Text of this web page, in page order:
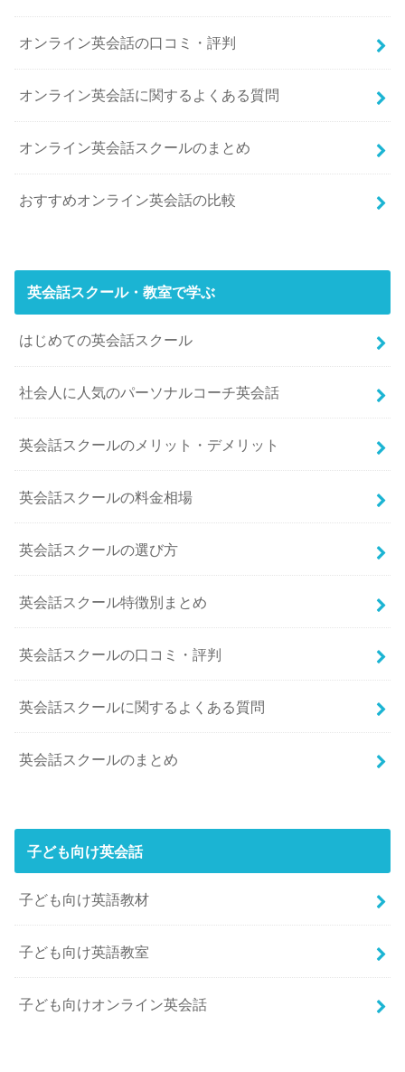
オンライン英会話の口コミ・評判
オンライン英会話に関するよくある質問
オンライン英会話スクールのまとめ
おすすめオンライン英会話の比較
英会話スクール・教室で学ぶ
はじめての英会話スクール
社会人に人気のパーソナルコーチ英会話
英会話スクールのメリット・デメリット
英会話スクールの料金相場
英会話スクールの選び方
英会話スクール特徴別まとめ
英会話スクールの口コミ・評判
英会話スクールに関するよくある質問
英会話スクールのまとめ
子ども向け英会話
子ども向け英語教材
子ども向け英語教室
子ども向けオンライン英会話